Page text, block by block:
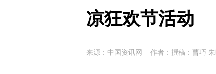
凉狂欢节活动
来源：中国资讯网 作者：撰稿：曹巧